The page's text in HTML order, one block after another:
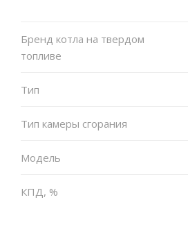
Бренд котла на твердом
топливе
Тип
Тип камеры сгорания
Модель
КПД, %